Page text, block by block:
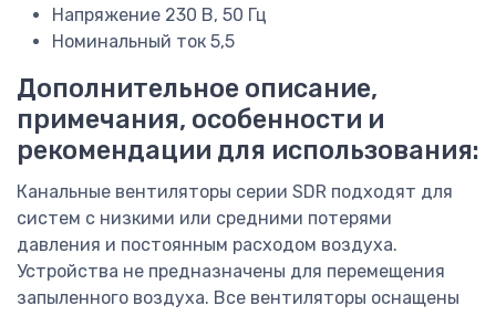
Напряжение 230 В, 50 Гц
Номинальный ток 5,5
Дополнительное описание,
примечания, особенности и
рекомендации для использования:
Канальные вентиляторы серии SDR подходят для
систем с низкими или средними потерями
давления и постоянным расходом воздуха.
Устройства не предназначены для перемещения
запыленного воздуха. Все вентиляторы оснащены